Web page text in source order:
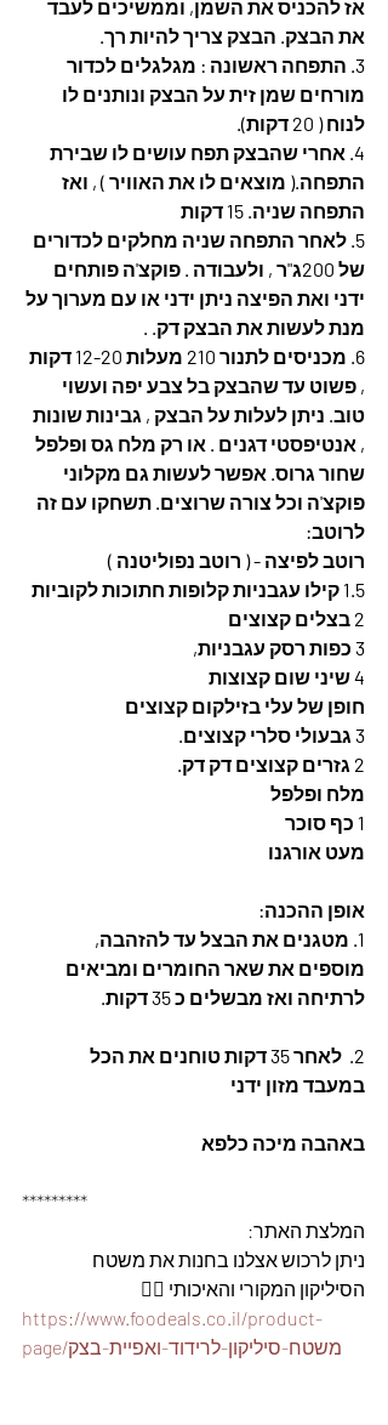
אז להכניס את השמן, וממשיכים לעבד
את הבצק. הבצק צריך להיות רך.
3. התפחה ראשונה : מגלגלים לכדור
מורחים שמן זית על הבצק ונותנים לו
לנוח ( 20 דקות).
4. אחרי שהבצק תפח עושים לו שבירת
התפחה.( מוצאים לו את האוויר ) , ואז
התפחה שניה. 15 דקות
5. לאחר התפחה שניה מחלקים לכדורים
של 200ג"ר , ולעבודה . פוקצ'ה פותחים
ידני ואת הפיצה ניתן ידני או עם מערוך על
מנת לעשות את הבצק דק. .
6. מכניסים לתנור 210 מעלות 12-20 דקות
, פשוט עד שהבצק בל צבע יפה ועשוי
טוב. ניתן לעלות על הבצק , גבינות שונות
, אנטיפסטי דגנים . או רק מלח גס ופלפל
שחור גרוס. אפשר לעשות גם מקלוני
פוקצ'ה וכל צורה שרוצים. תשחקו עם זה
לרוטב:
רוטב לפיצה - ( רוטב נפוליטנה )
1.5 קילו עגבניות קלופות חתוכות לקוביות
2 בצלים קצוצים
3 כפות רסק עגבניות,
4 שיני שום קצוצות
חופן של עלי בזילקום קצוצים
3 גבעולי סלרי קצוצים.
2 גזרים קצוצים דק דק.
מלח ופלפל
1 כף סוכר
מעט אורגנו
אופן ההכנה:
1. מטגנים את הבצל עד להזהבה,
מוספים את שאר החומרים ומביאים
לרתיחה ואז מבשלים כ 35 דקות.
2.  לאחר 35 דקות טוחנים את הכל
במעבד מזון ידני
באהבה מיכה כלפא
*********
המלצת האתר:
ניתן לרכוש אצלנו בחנות את משטח
הסיליקון המקורי והאיכותי 👇🏽
https://www.foodeals.co.il/product-
page/משטח-סיליקון-לרידוד-ואפיית-בצק